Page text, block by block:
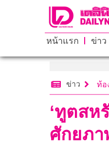
หน้าแรก ข่าว
ข่าว ท้อ
‘ทูตสห
ศักยภา